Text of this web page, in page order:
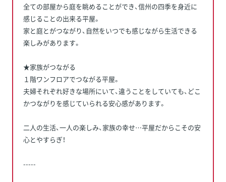
全ての部屋から庭を眺めることができ、信州の四季を身近に
感じることの出来る平屋。
家と庭とがつながり、自然をいつでも感じながら生活できる
楽しみがあります。
★家族がつながる
１階ワンフロアでつながる平屋。
夫婦それぞれ好きな場所にいて、違うことをしていても、どこ
かつながりを感じていられる安心感があります。
二人の生活、一人の楽しみ、家族の幸せ…平屋だからこその安
心とやすらぎ！
-----